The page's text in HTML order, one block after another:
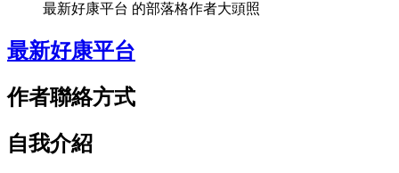
最新好康平台 的部落格作者大頭照
最新好康平台
作者聯絡方式
自我介紹